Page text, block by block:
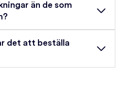
än de som
det att beställa